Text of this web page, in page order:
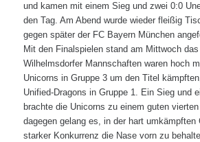
und kamen mit einem Sieg und zwei 0:0
den Tag. Am Abend wurde wieder fleißig
gegen später der FC Bayern München
Mit den Finalspielen stand am Mittwoch
Wilhelmsdorfer Mannschaften waren hoch
Unicorns in Gruppe 3 um den Titel
Unified-Dragons in Gruppe 1. Ein Sieg und
brachte die Unicorns zu einem guten
dagegen gelang es, in der hart umkämpften
starker Konkurrenz die Nase vorn zu